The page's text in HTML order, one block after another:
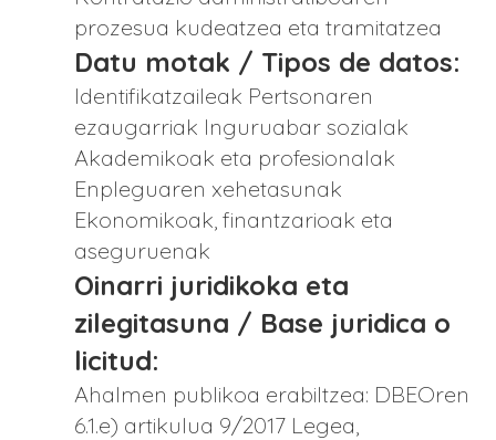
prozesua kudeatzea eta tramitatzea
Datu motak / Tipos de datos:
Identifikatzaileak Pertsonaren
ezaugarriak Inguruabar sozialak
Akademikoak eta profesionalak
Enpleguaren xehetasunak
Ekonomikoak, finantzarioak eta
aseguruenak
Oinarri juridikoka eta
zilegitasuna / Base juridica o
licitud:
Ahalmen publikoa erabiltzea: DBEOren
6.1.e) artikulua 9/2017 Legea,